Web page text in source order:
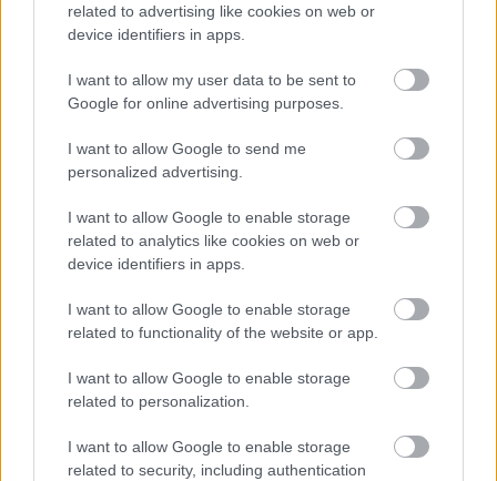
related to advertising like cookies on web or
device identifiers in apps.
I want to allow my user data to be sent to
Google for online advertising purposes.
I want to allow Google to send me
personalized advertising.
I want to allow Google to enable storage
related to analytics like cookies on web or
device identifiers in apps.
I want to allow Google to enable storage
related to functionality of the website or app.
I want to allow Google to enable storage
related to personalization.
I want to allow Google to enable storage
related to security, including authentication
Elolvasom
Itt állíthatod be, hogy a Csakfoci az elsők
között legyen a Google-találatokban
Tetszett a cikk? Megosztanád?
CÍMKÉK: #MAGYAR VÁLOGATOTT
#EB 2024
#MAGYARORSZÁG-SKÓCIA
Autópiac